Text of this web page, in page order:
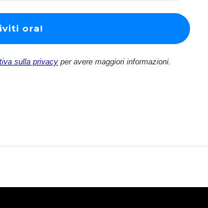
sulla privacy per avere maggiori informazioni.